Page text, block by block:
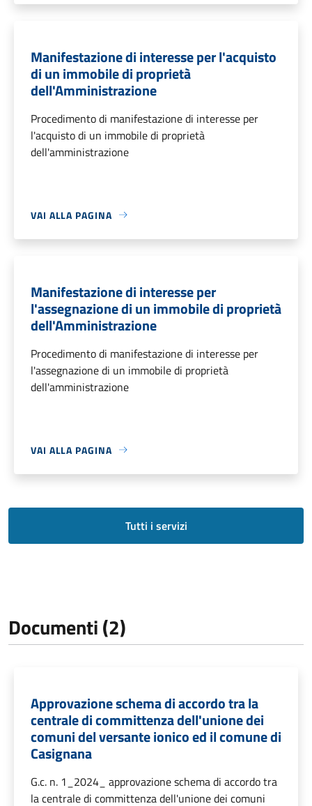
Manifestazione di interesse per l'acquisto
di un immobile di proprietà
dell'Amministrazione
Procedimento di manifestazione di interesse per
l'acquisto di un immobile di proprietà
dell'amministrazione
VAI ALLA PAGINA
Manifestazione di interesse per
l'assegnazione di un immobile di proprietà
dell'Amministrazione
Procedimento di manifestazione di interesse per
l'assegnazione di un immobile di proprietà
dell'amministrazione
VAI ALLA PAGINA
Tutti i servizi
Documenti (2)
Approvazione schema di accordo tra la
centrale di committenza dell'unione dei
comuni del versante ionico ed il comune di
Casignana
G.c. n. 1_2024_ approvazione schema di accordo tra
la centrale di committenza dell'unione dei comuni